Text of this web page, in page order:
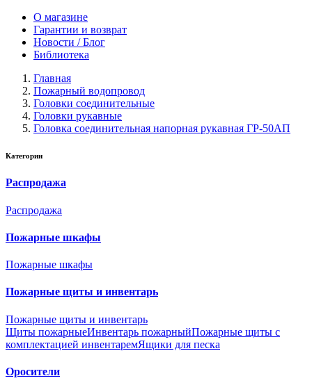
О магазине
Гарантии и возврат
Новости / Блог
Библиотека
Главная
Пожарный водопровод
Головки соединительные
Головки рукавные
Головка соединительная напорная рукавная ГР-50АП
Категории
Распродажа
Распродажа
Пожарные шкафы
Пожарные шкафы
Пожарные щиты и инвентарь
Пожарные щиты и инвентарь
Щиты пожарныеИнвентарь пожарныйПожарные щиты с
комплектацией инвентаремЯщики для песка
Оросители